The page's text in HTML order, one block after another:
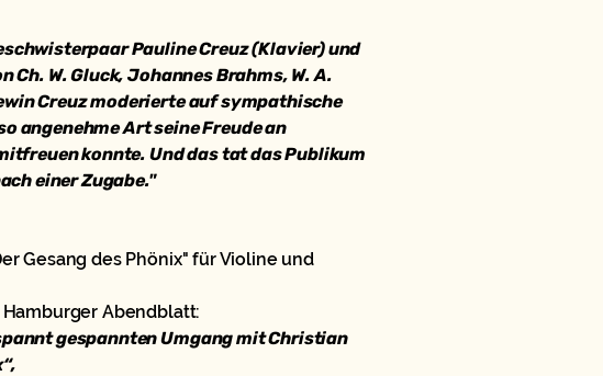
Pauline Creuz (Klavier) und
W. Gluck, Johannes Brahms, W. A.
Creuz moderierte auf sympathische
angenehme Art seine Freude an
konnte. Und das tat das Publikum
einer Zugabe."
Gesang des Phönix" für Violine und
Abendblatt:
gespannten Umgang mit Christian